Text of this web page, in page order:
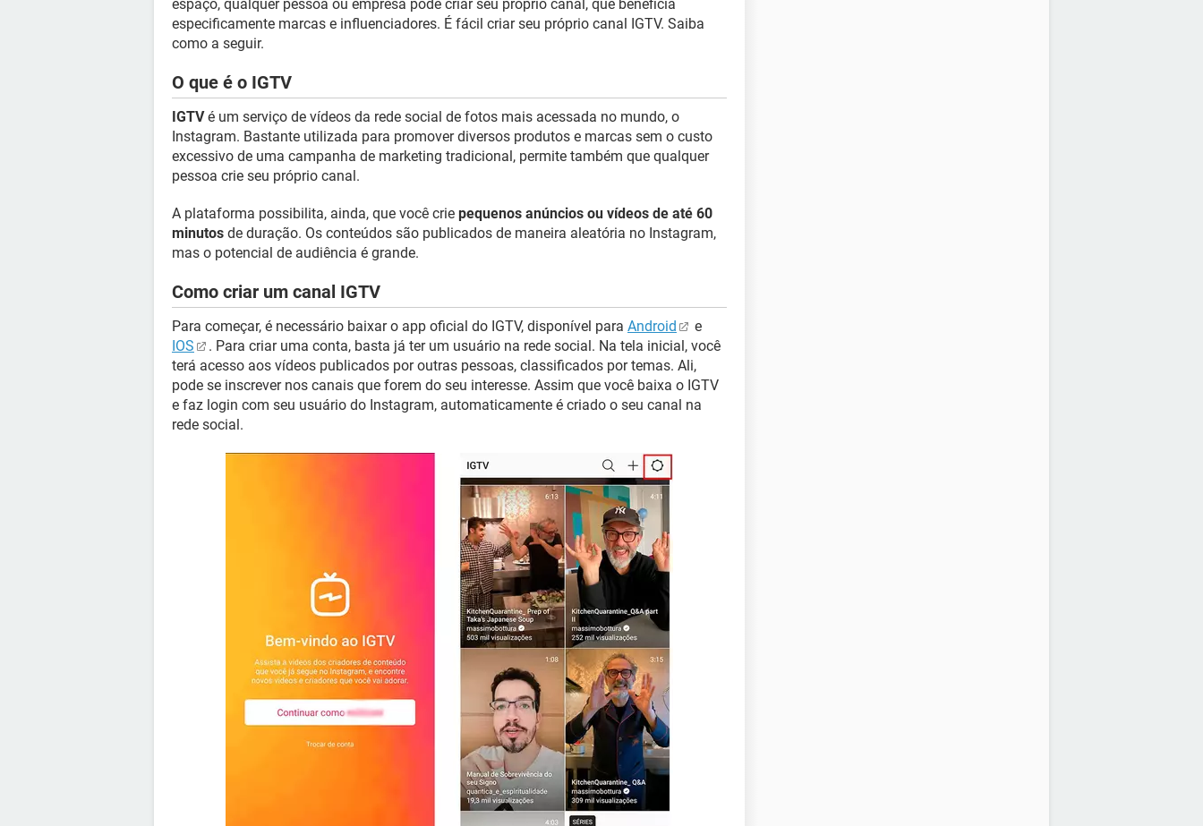
espaço, qualquer pessoa ou empresa pode criar seu próprio canal, que beneficia
especificamente marcas e influenciadores. É fácil criar seu próprio canal IGTV. Saiba
como a seguir.
O que é o IGTV
IGTVé um serviço de vídeos da rede social de fotos mais acessada no mundo, o
Instagram. Bastante utilizada para promover diversos produtos e marcas sem o custo
excessivo de uma campanha de marketing tradicional, permite também que qualquer
pessoa crie seu próprio canal.
A plataforma possibilita, ainda, que você crie pequenos anúncios ou vídeos de até 60
minutos de duração. Os conteúdos são publicados de maneira aleatória no Instagram,
mas o potencial de audiência é grande.
Como criar um canal IGTV
Para começar, é necessário baixar o app oficial do IGTV, disponível para Android
e
IOS
. Para criar uma conta, basta já ter um usuário na rede social. Na tela inicial, você
terá acesso aos vídeos publicados por outras pessoas, classificados por temas. Ali,
pode se inscrever nos canais que forem do seu interesse. Assim que você baixa o IGTV
e faz login com seu usuário do Instagram, automaticamente é criado o seu canal na
rede social.